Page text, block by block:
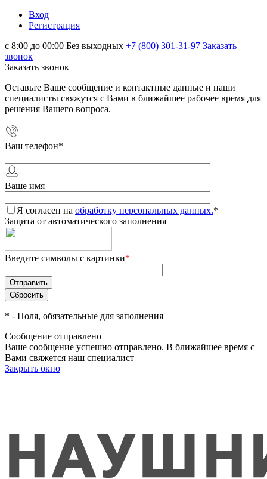
Вход
Регистрация
с 8:00 до 00:00 Без выходных +7 (800) 301-31-97 Заказать
звонок
Заказать звонок
Оставьте Ваше сообщение и контактные данные и наши
специалисты свяжутся с Вами в ближайшее рабочее время для
решения Вашего вопроса.
Ваш телефон*
Ваше имя
Я согласен на обработку персональных данных.*
Защита от автоматического заполнения
Введите символы с картинки*
* - Поля, обязательные для заполнения
Сообщение отправлено
Ваше сообщение успешно отправлено. В ближайшее время с
Вами свяжется наш специалист
Закрыть окно